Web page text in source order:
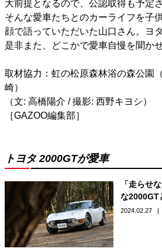
大前提となるので、公認取得も予定
そんな愛車たちとのカーライフを子
顔で語っていただいた山口さん。ヨ
是非また、どこかで愛車自慢を聞か
取材協力：虹の松原森林浴の森公園
崎）
（文: 高橋陽介 / 撮影: 西野キヨシ）
［GAZOO編集部］
トヨタ 2000GTが愛車
「走らせ
な2000GT
2024.02.27